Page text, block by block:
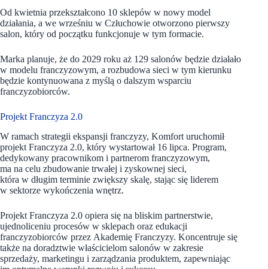
Od kwietnia przekształcono 10 sklepów w nowy model
działania, a we wrześniu w Człuchowie otworzono pierwszy
salon, który od początku funkcjonuje w tym formacie.
Marka planuje, że do 2029 roku aż 129 salonów będzie działało
w modelu franczyzowym, a rozbudowa sieci w tym kierunku
będzie kontynuowana z myślą o dalszym wsparciu
franczyzobiorców.
Projekt Franczyza 2.0
W ramach strategii ekspansji franczyzy, Komfort uruchomił
projekt Franczyza 2.0, który wystartował 16 lipca. Program,
dedykowany pracownikom i partnerom franczyzowym,
ma na celu zbudowanie trwałej i zyskownej sieci,
która w długim terminie zwiększy skalę, stając się liderem
w sektorze wykończenia wnętrz.
Projekt Franczyza 2.0 opiera się na bliskim partnerstwie,
ujednoliceniu procesów w sklepach oraz edukacji
franczyzobiorców przez Akademię Franczyzy. Koncentruje się
także na doradztwie właścicielom salonów w zakresie
sprzedaży, marketingu i zarządzania produktem, zapewniając